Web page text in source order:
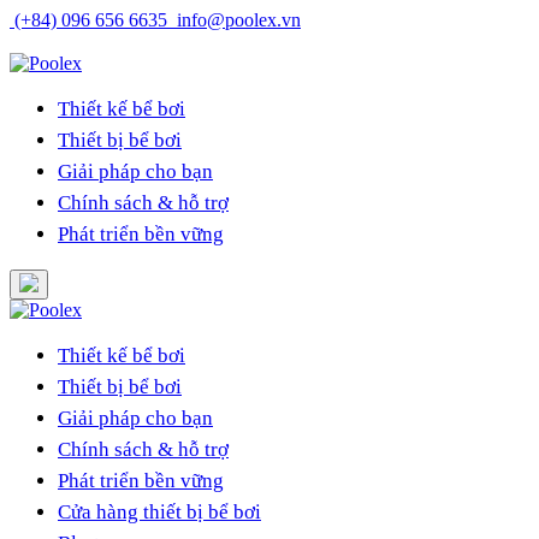
Skip
content
(+84) 096 656 6635 info@poolex.vn
Thiết kế bể bơi
Thiết bị bể bơi
Giải pháp cho bạn
Chính sách & hỗ trợ
Phát triển bền vững
Thiết kế bể bơi
Thiết bị bể bơi
Giải pháp cho bạn
Chính sách & hỗ trợ
Phát triển bền vững
Cửa hàng thiết bị bể bơi